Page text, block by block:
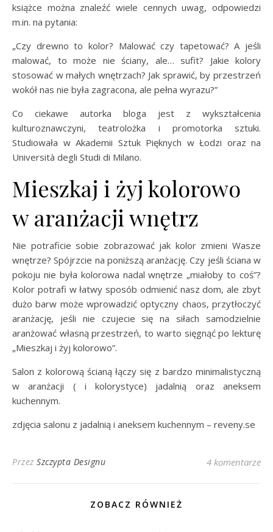
książce można znaleźć wiele cennych uwag, odpowiedzi
m.in. na pytania:
„Czy drewno to kolor? Malować czy tapetować? A jeśli
malować, to może nie ściany, ale… sufit? Jakie kolory
stosować w małych wnętrzach? Jak sprawić, by przestrzeń
wokół nas nie była zagracona, ale pełna wyrazu?”
Co ciekawe autorka bloga jest z wykształcenia
kulturoznawczyni, teatrolożka i promotorka sztuki.
Studiowała w Akademii Sztuk Pięknych w Łodzi oraz na
Università degli Studi di Milano.
Mieszkaj i żyj kolorowo
w aranżacji wnętrz
Nie potraficie sobie zobrazować jak kolor zmieni Wasze
wnętrze? Spójrzcie na poniższą aranżację. Czy jeśli ściana w
pokoju nie była kolorowa nadal wnętrze „miałoby to coś”?
Kolor potrafi w łatwy sposób odmienić nasz dom, ale zbyt
dużo barw może wprowadzić optyczny chaos, przytłoczyć
aranżację, jeśli nie czujecie się na siłach samodzielnie
aranżować własną przestrzeń, to warto sięgnąć po lekturę
„Mieszkaj i żyj kolorowo”.
Salon z kolorową ścianą łączy się z bardzo minimalistyczną
w aranżacji ( i kolorystyce) jadalnią oraz aneksem
kuchennym.
zdjęcia salonu z jadalnią i aneksem kuchennym – reveny.se
Przez Szczypta Designu 4 komentarze
ZOBACZ RÓWNIEŻ